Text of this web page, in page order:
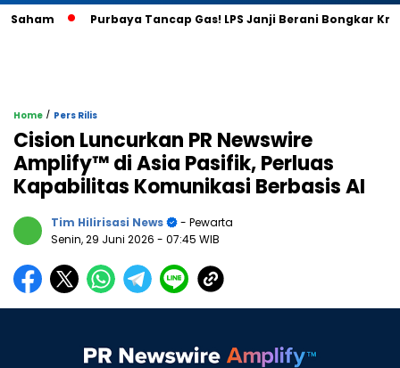
Purbaya Tancap Gas! LPS Janji Berani Bongkar Krisis Bank
Home / Pers Rilis
Cision Luncurkan PR Newswire
Amplify™ di Asia Pasifik, Perluas
Kapabilitas Komunikasi Berbasis AI
Tim Hilirisasi News
- Pewarta
Senin, 29 Juni 2026 - 07:45 WIB